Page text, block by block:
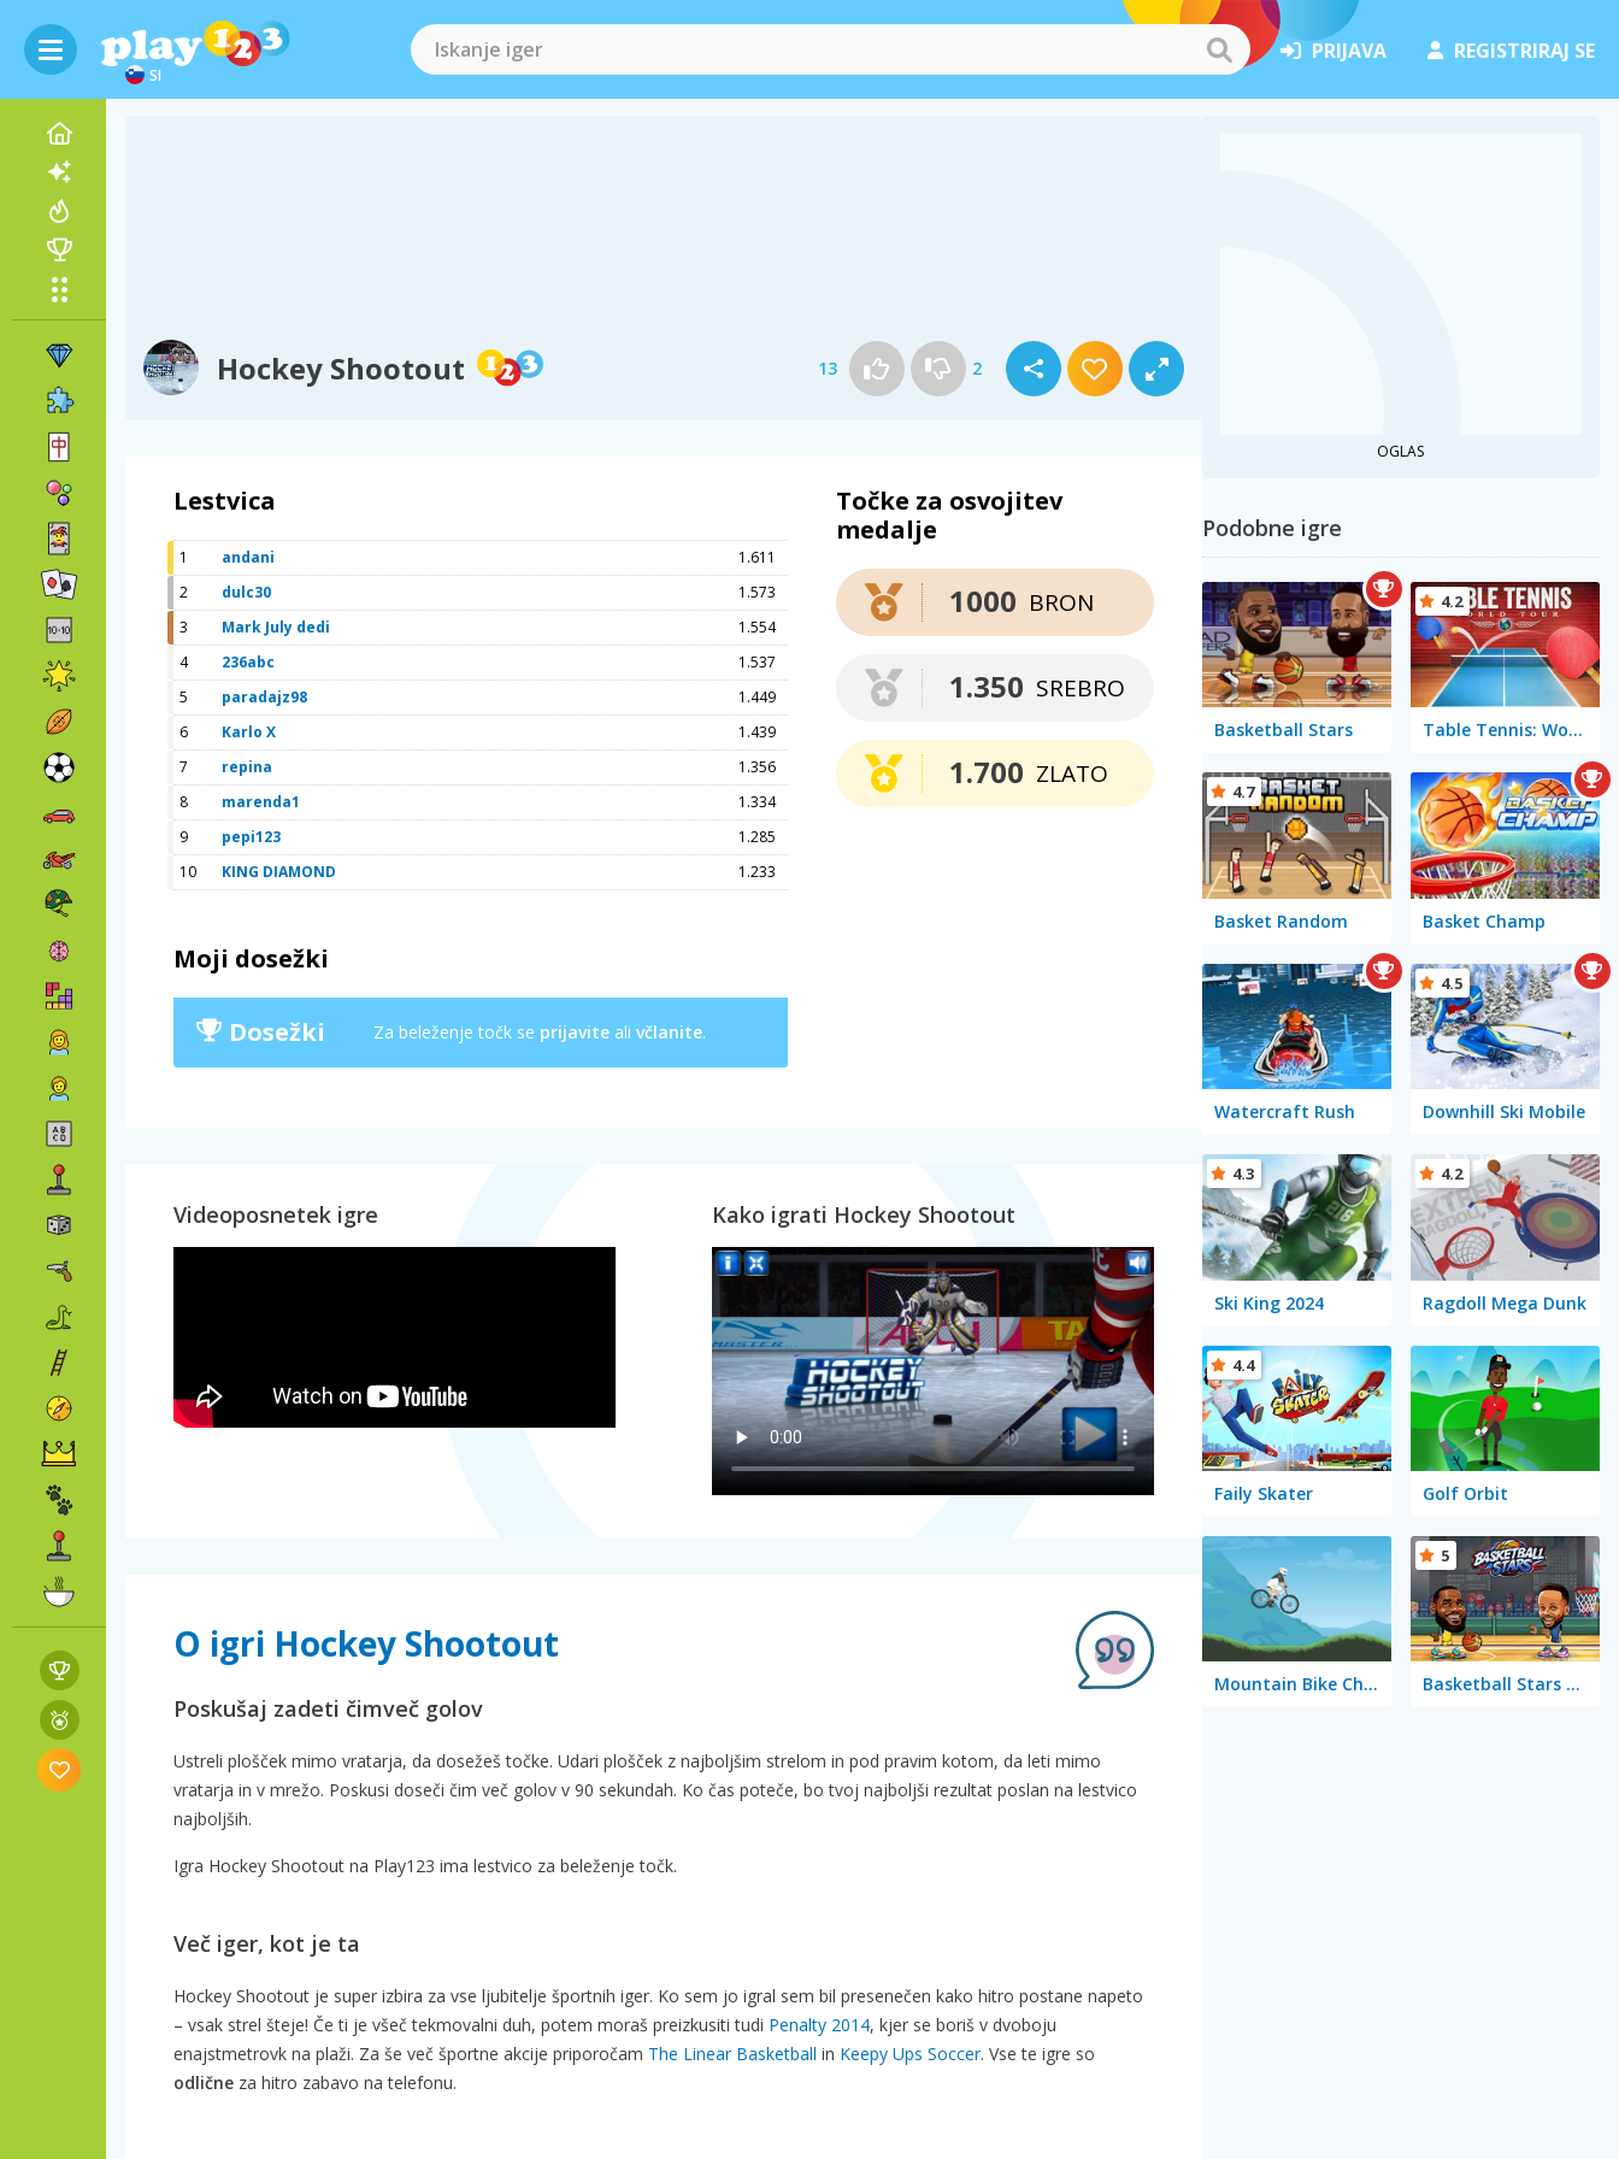
SI
PRIJAVA REGISTRIRAJ SE
Hockey Shootout 13 2
Lestvica
1 andani
1.611
2
dulc30
1.573
3
Mark July dedi
1.554
4
236abc
1.537
5
paradajz98
1.449
6
Karlo X
1.439
7
repina
1.356
8
marenda1
1.334
9
pepi123
1.285
10
KING DIAMOND 1.233
Moji dosežki
Dosežki Za beleženje točk se prijavite ali včlanite.
Točke za osvojitev
medalje
BRON
1000
SREBRO
1.350
ZLATO
1.700
Videoposnetek igre Kako igrati Hockey Shootout
O igri Hockey Shootout
Poskušaj zadeti čimveč golov
Ustreli plošček mimo vratarja, da dosežeš točke. Udari plošček z najboljšim strelom in pod pravim kotom, da leti mimo
vratarja in v mrežo. Poskusi doseči čim več golov v 90 sekundah. Ko čas poteče, bo tvoj najboljši rezultat poslan na lestvico
najboljših.
Igra Hockey Shootout na Play123 ima lestvico za beleženje točk.
Več iger, kot je ta
Hockey Shootout je super izbira za vse ljubitelje športnih iger. Ko sem jo igral sem bil presenečen kako hitro postane napeto
– vsak strel šteje! Če ti je všeč tekmovalni duh, potem moraš preizkusiti tudi Penalty 2014, kjer se boriš v dvoboju
enajstmetrovk na plaži. Za še več športne akcije priporočam The Linear Basketball in Keepy Ups Soccer. Vse te igre so
odlične za hitro zabavo na telefonu.
OGLAS
Podobne igre
Basketball Stars Table Tennis: World Tour
4.2
Basket Random
4.7
Basket Champ
Watercraft Rush Downhill Ski Mobile
4.5
Ski King 2024
4.3
Ragdoll Mega Dunk
4.2
Faily Skater
4.4
Golf Orbit
Mountain Bike Challenge Basketball Stars 2026
5